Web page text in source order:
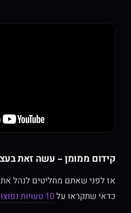
קידום ממומן – עשה זאת
אז לפני שאתם מחליטים לנהל
כדאי שתקראו על10 טעויות נפוצות בקידום ממומן בגוגל